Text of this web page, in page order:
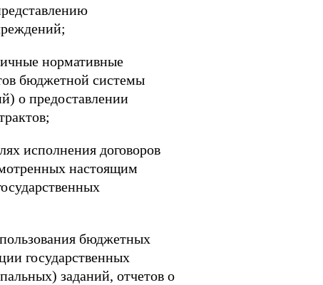
нормативные
бюджетной системы
о предоставлении
исполнения договоров
настоящим
бюджетных
государственных
заданий, отчетов о